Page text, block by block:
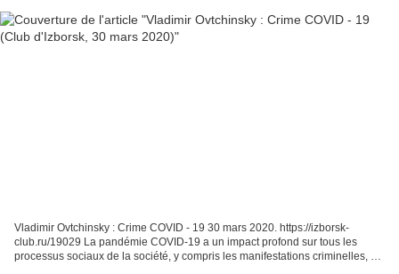
Vladimir Ovtchinsky : Crime COVID - 19 30 mars 2020. https://izborsk-
club.ru/19029 La pandémie COVID-19 a un impact profond sur tous les
processus sociaux de la société, y compris les manifestations criminelles, en